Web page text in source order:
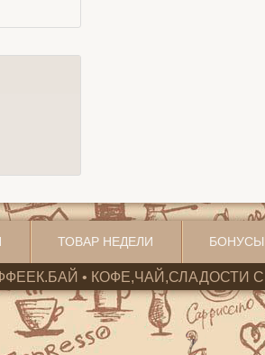
ТОВАР НЕДЕЛИ
• КОФЕ,ЧАЙ,СЛАДОСТИ С